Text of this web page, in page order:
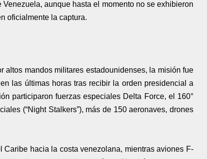
aunque hasta el momento no se exhibieron
oficialmente la captura.
altos mandos militares estadounidenses, la misión fue
las últimas horas tras recibir la orden presidencial a
participaron fuerzas especiales Delta Force, el 160°
(“Night Stalkers”), más de 150 aeronaves, drones
hacia la costa venezolana, mientras aviones F-